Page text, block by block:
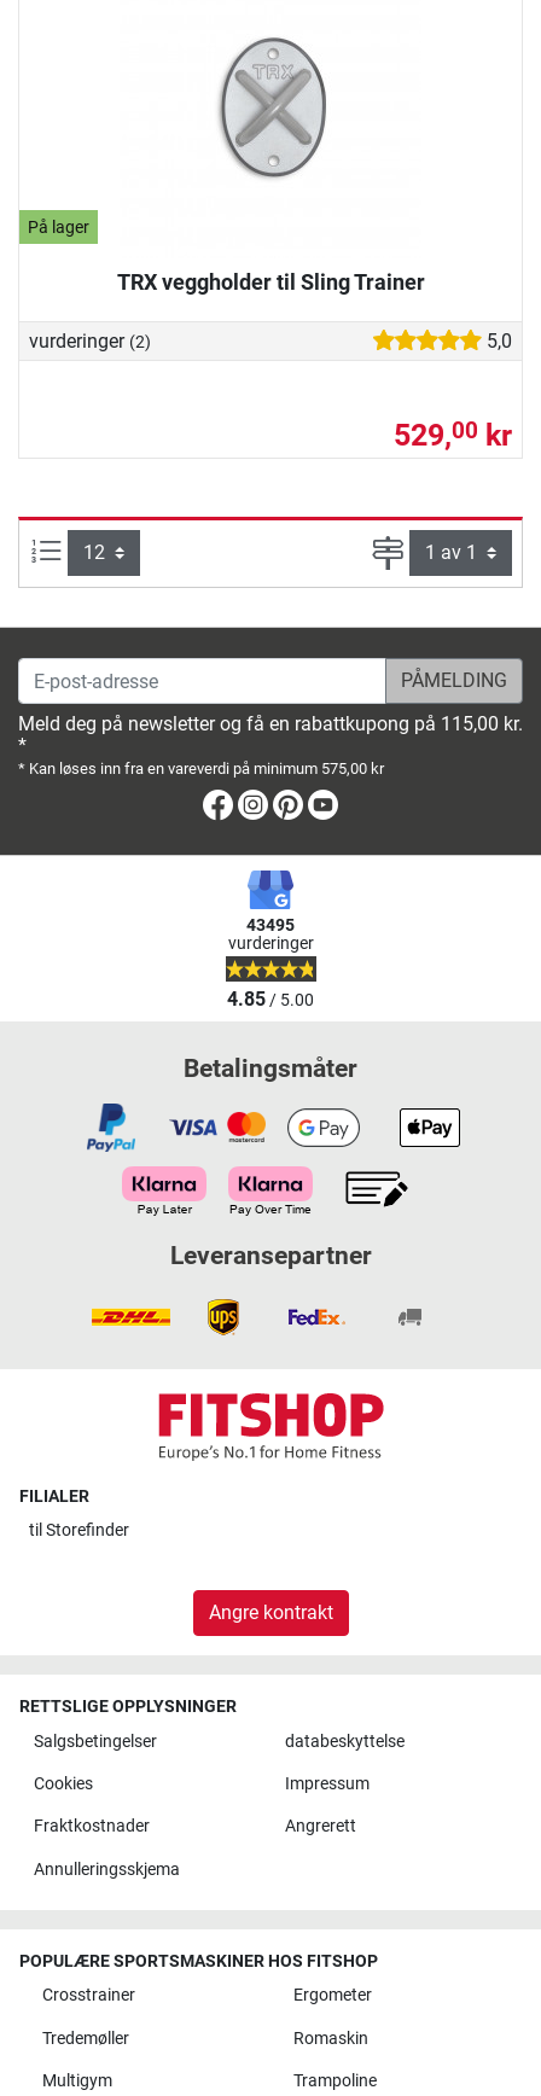
På lager
TRX veggholder til Sling Trainer
vurderinger (2) 5,0
529,00 kr
Produkter pr. side: Side
E-post-adresse
Meld deg på newsletter og få en rabattkupong på 115,00 kr.
*
* Kan løses inn fra en vareverdi på minimum 575,00 kr
Facebook
Instagram
Pinterest
43495
vurderinger
4.85/ 5.00
Betalingsmåter
Leveransepartner
FILIALER
til Storefinder
Angre kontrakt
RETTSLIGE OPPLYSNINGER
Salgsbetingelser
databeskyttelse
Cookies Impressum
Fraktkostnader Angrerett
Annulleringsskjema
POPULÆRE SPORTSMASKINER HOS FITSHOP
Crosstrainer
Ergometer
Tredemøller Romaskin
Multigym Trampoline